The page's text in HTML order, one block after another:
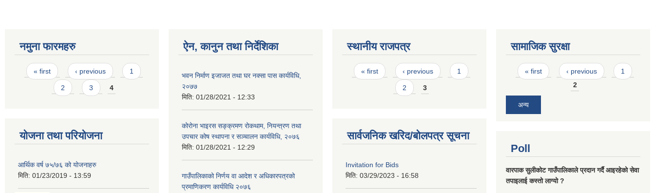
नमुना फारमहरु
Pages
« first ‹ previous 1
2 3 4
योजना तथा परियोजना
आर्थिक वर्ष ७५/७६ को योजनाहरु
मिति: 01/23/2019 - 13:59
ऐन, कानुन तथा निर्देशिका
भवन निर्माण इजाजत तथा घर नक्सा पास कार्यविधि,
२०७७
मिति: 01/28/2021 - 12:33
कोरोना भाइरस सङ्क्रमण रोकथाम, नियन्त्रण तथा
उपचार कोष स्थापना र सञ्चालन कार्यविधि, २०७६
मिति: 01/28/2021 - 12:29
गाउँपालिकाको निर्णय वा आदेश र अधिकारपत्रको
प्रमाणिकरण कार्यविधि २०७६
स्थानीय राजपत्र
Pages
« first ‹ previous 1
2 3
सार्वजनिक खरिद/बोलपत्र सूचना
Invitation for Bids
मिति: 03/29/2023 - 16:58
सामाजिक सुरक्षा
Pages
« first ‹ previous
1
2
अन्य
Poll
वारपाक सुलीकोट गाउँपालिकाले प्रदान गर्दै आइरहेको सेवा
तपाइलाई कस्तो लाग्यो ?